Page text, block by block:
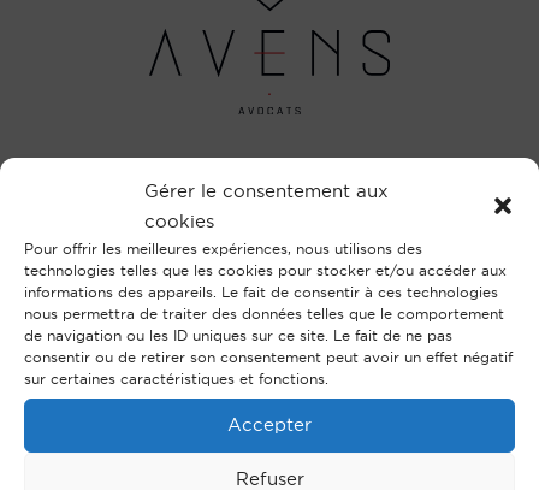
Gérer le consentement aux
cookies
Pour offrir les meilleures expériences, nous utilisons des
technologies telles que les cookies pour stocker et/ou accéder aux
informations des appareils. Le fait de consentir à ces technologies
nous permettra de traiter des données telles que le comportement
de navigation ou les ID uniques sur ce site. Le fait de ne pas
consentir ou de retirer son consentement peut avoir un effet négatif
sur certaines caractéristiques et fonctions.
Accepter
Refuser
Navigation